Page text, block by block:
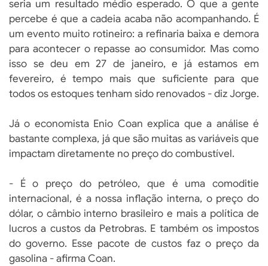
seria um resultado médio esperado. O que a gente
percebe é que a cadeia acaba não acompanhando. É
um evento muito rotineiro: a refinaria baixa e demora
para acontecer o repasse ao consumidor. Mas como
isso se deu em 27 de janeiro, e já estamos em
fevereiro, é tempo mais que suficiente para que
todos os estoques tenham sido renovados - diz Jorge.
Já o economista Enio Coan explica que a análise é
bastante complexa, já que são muitas as variáveis que
impactam diretamente no preço do combustível.
- É o preço do petróleo, que é uma comoditie
internacional, é a nossa inflação interna, o preço do
dólar, o câmbio interno brasileiro e mais a política de
lucros a custos da Petrobras. E também os impostos
do governo. Esse pacote de custos faz o preço da
gasolina - afirma Coan.